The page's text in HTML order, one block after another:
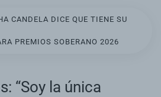
CANDELA DICE QUE TIENE SU
PREMIOS SOBERANO 2026
“Soy la única